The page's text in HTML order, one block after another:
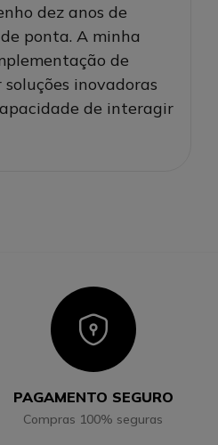
dez anos de
ponta. A minha
de
inovadoras
de interagir
Icon
PAGAMENTO SEGURO
Compras 100% seguras